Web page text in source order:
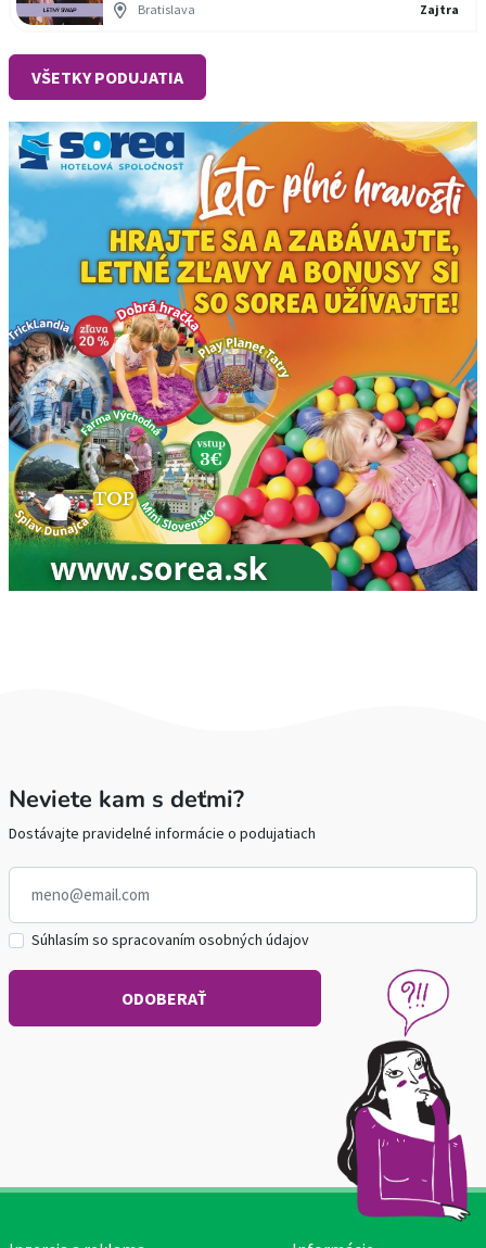
Bratislava Zajtra
VŠETKY PODUJATIA
Neviete kam s deťmi?
Dostávajte pravidelné informácie o podujatiach
Súhlasím so spracovaním osobných údajov